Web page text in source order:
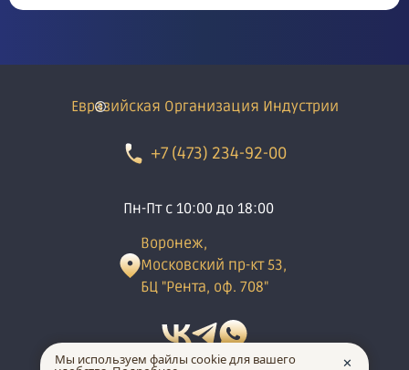
Евразийская Организация Индустрии
+7 (473) 234-92-00
Пн-Пт с 10:00 до 18:00
Воронеж,
Московский пр-кт 53,
БЦ "Рента, оф. 708"
Мы используем файлы cookie для вашего ✕